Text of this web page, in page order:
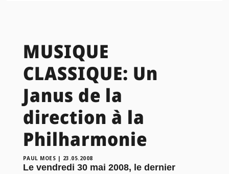
MUSIQUE
CLASSIQUE: Un
Janus de la
direction à la
Philharmonie
PAUL MOES | 23.05.2008
Le vendredi 30 mai 2008, le dernier